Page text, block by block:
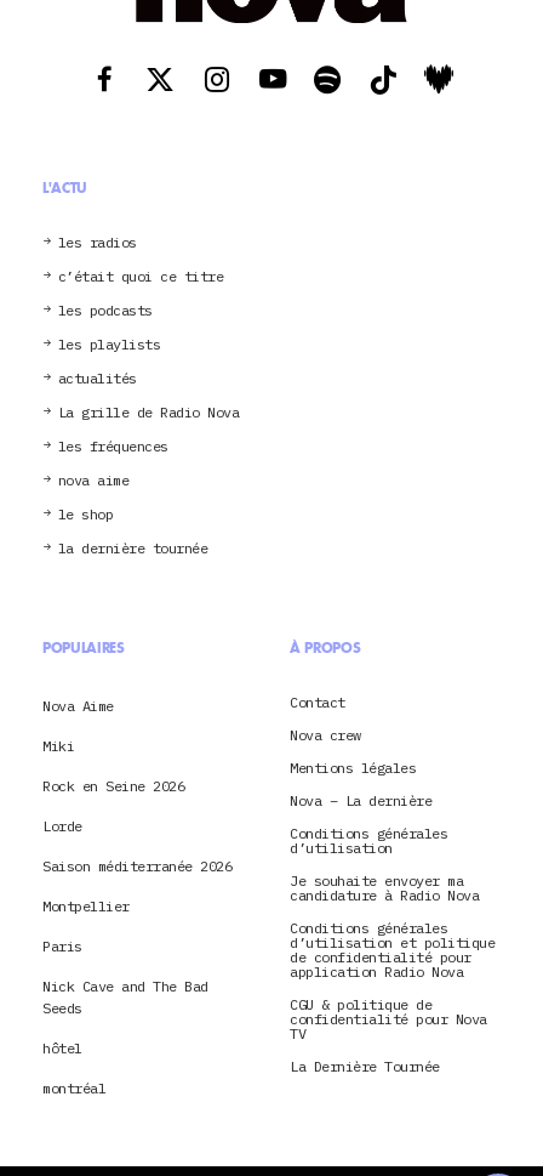
L'ACTU
les radios
c’était quoi ce titre
les podcasts
les playlists
actualités
La grille de Radio Nova
les fréquences
nova aime
le shop
la dernière tournée
POPULAIRES
Nova Aime
Miki
Rock en Seine 2026
Lorde
Saison méditerranée 2026
Montpellier
Paris
Nick Cave and The Bad
Seeds
hôtel
montréal
À PROPOS
Contact
Nova crew
Mentions légales
Nova – La dernière
Conditions générales
d’utilisation
Je souhaite envoyer ma
candidature à Radio Nova
Conditions générales
d’utilisation et politique
de confidentialité pour
application Radio Nova
CGU & politique de
confidentialité pour Nova
TV
La Dernière Tournée